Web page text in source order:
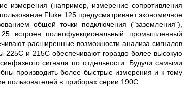
измерения (например, измерение сопротивления
Fluke 125 предусматривает экономичное
общей точки подключения ("заземления"),
встроен полнофункциональный промышленный
расширенные возможности анализа сигналов
и 215C обеспечивают гораздо более высокую
сигнала по отдельности. Будучи самыми
производить более быстрые измерения и к тому
пользователей в приборах серии 190C.